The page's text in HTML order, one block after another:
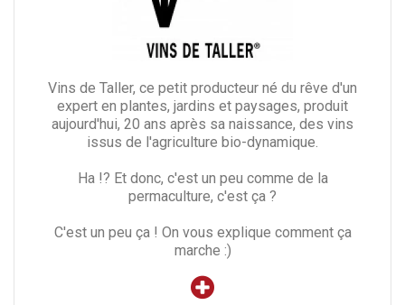
Vins de Taller, ce petit producteur né du rêve d'un
expert en plantes, jardins et paysages, produit
aujourd'hui, 20 ans après sa naissance, des vins
issus de l'agriculture bio-dynamique.
Ha !? Et donc, c'est un peu comme de la
permaculture, c'est ça ?
C'est un peu ça ! On vous explique comment ça
marche :)